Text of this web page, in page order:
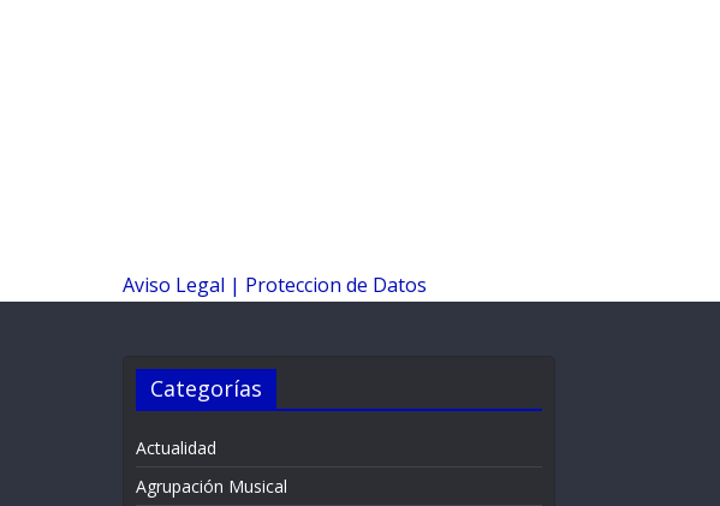
Aviso Legal | Proteccion de Datos
Categorías
Actualidad
Agrupación Musical